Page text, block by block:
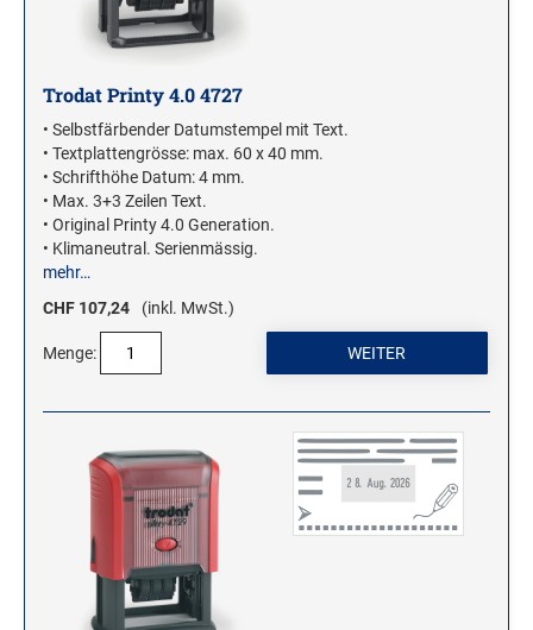
VINTAGE STEMPEL FAMILIE
WOODIES STEMPEL
WOODIES Motivstempel
WOODIES Textstempel
MINI WOODIES
WOODIES FARBWELT
Trodat Printy 4.0 4727
• Selbstfärbender Datumstempel mit Text.
• Textplattengrösse: max. 60 x 40 mm.
• Schrifthöhe Datum: 4 mm.
• Max. 3+3 Zeilen Text.
• Original Printy 4.0 Generation.
• Klimaneutral. Serienmässig.
mehr…
CHF 107,24
(inkl. MwSt.)
Menge: